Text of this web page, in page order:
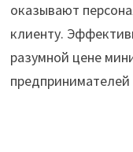
оказывают
клиенту.
разумной цене